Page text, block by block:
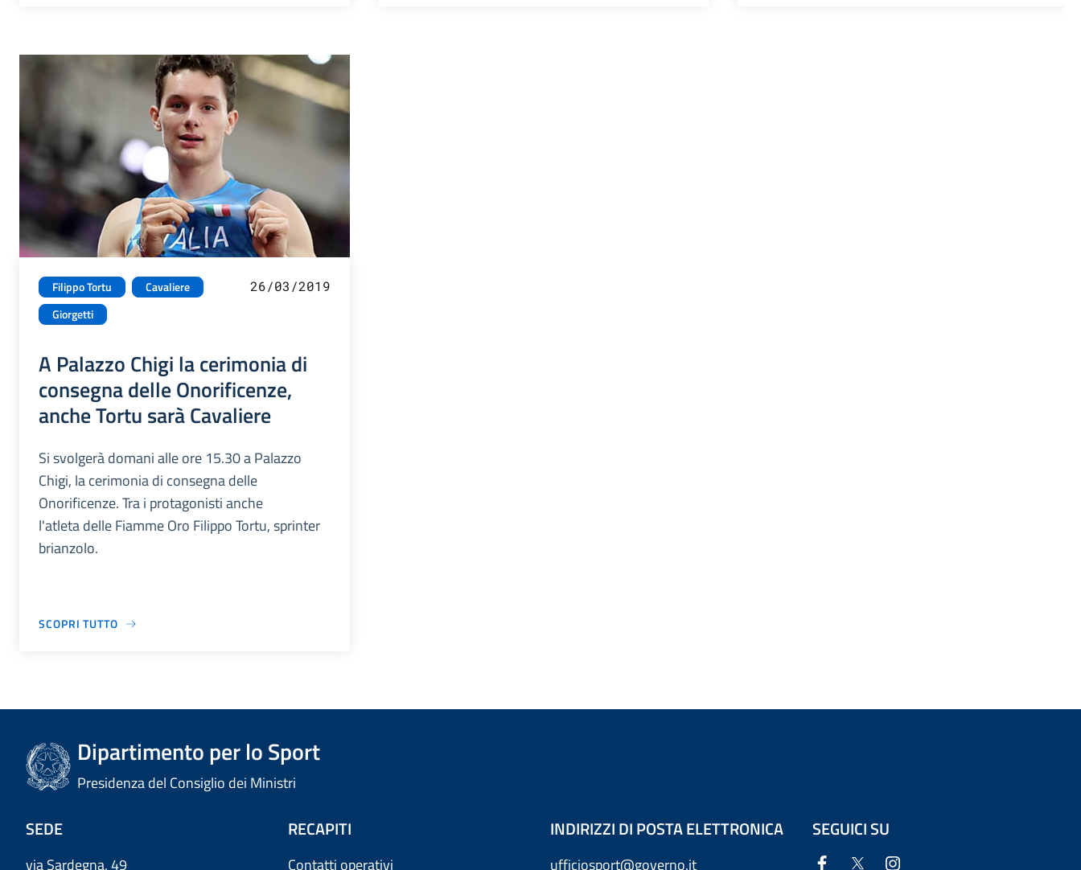
Filippo Tortu
Cavaliere
Giorgetti
26/03/2019
A Palazzo Chigi la cerimonia di
consegna delle Onorificenze,
anche Tortu sarà Cavaliere
Si svolgerà domani alle ore 15.30 a Palazzo
Chigi, la cerimonia di consegna delle
Onorificenze. Tra i protagonisti anche
l'atleta delle Fiamme Oro Filippo Tortu, sprinter
brianzolo.
SCOPRI TUTTO
Dipartimento per lo Sport
Presidenza del Consiglio dei Ministri
SEDE
via Sardegna, 49
RECAPITI
Contatti operativi
INDIRIZZI DI POSTA ELETTRONICA
ufficiosport@governo.it
SEGUICI SU